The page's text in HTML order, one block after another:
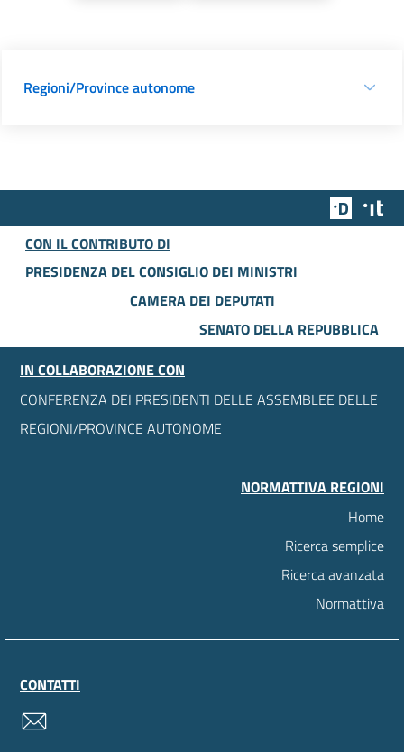
Regioni/Province autonome
Team
CON IL CONTRIBUTO DI
PRESIDENZA DEL CONSIGLIO DEI MINISTRI
CAMERA DEI DEPUTATI
SENATO DELLA REPUBBLICA
IN COLLABORAZIONE CON
CONFERENZA DEI PRESIDENTI DELLE ASSEMBLEE DELLE
REGIONI/PROVINCE AUTONOME
NORMATTIVA REGIONI
Home
Ricerca semplice
Ricerca avanzata
Normattiva
CONTATTI